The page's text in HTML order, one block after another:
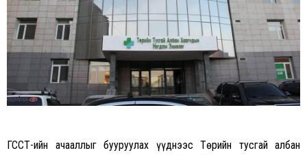
ГССҮТ-ийн ачааллыг бууруулах үүднээс Төрийн тусгай албан